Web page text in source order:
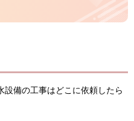
備の工事はどこに依頼したら